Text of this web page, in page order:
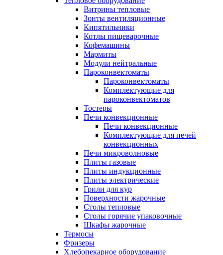
Витрины тепловые
Зонты вентиляционные
Кипятильники
Котлы пищеварочные
Кофемашины
Мармиты
Модули нейтральные
Пароконвектоматы
Пароконвектоматы
Комплектующие для
пароконвектоматов
Тостеры
Печи конвекционные
Печи конвекционные
Комплектующие для печей
конвекционных
Печи микроволновые
Плиты газовые
Плиты индукционные
Плиты электрические
Грили для кур
Поверхности жарочные
Столы тепловые
Столы горячие упаковочные
Шкафы жарочные
Термосы
Фризеры
Хлебопекарное оборудование